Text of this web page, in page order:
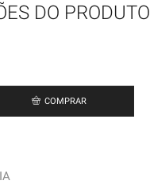
DO PRODUTO
COMPRAR